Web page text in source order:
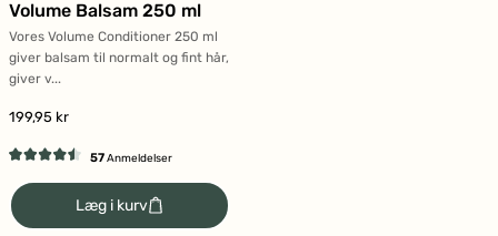
Volume Balsam 250 ml
Vores Volume Conditioner 250 ml
giver balsam til normalt og fint hår,
giver v...
199,95 kr
4.5
ud
af
57Anmeldelser
Læg i kurv